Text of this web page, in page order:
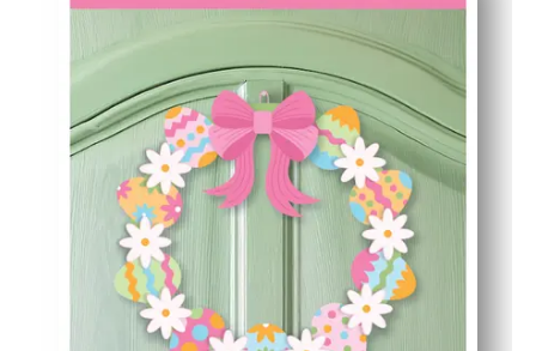
Mezcla y combina huevos y colores para que
Reimprime tantas como necesites para tus